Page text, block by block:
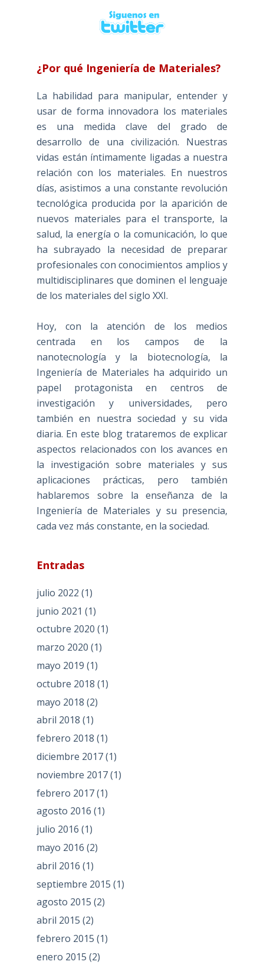
¿Por qué Ingeniería de Materiales?
La habilidad para manipular, entender y
usar de forma innovadora los materiales
es una medida clave del grado de
desarrollo de una civilización. Nuestras
vidas están íntimamente ligadas a nuestra
relación con los materiales. En nuestros
días, asistimos a una constante revolución
tecnológica producida por la aparición de
nuevos materiales para el transporte, la
salud, la energía o la comunicación, lo que
ha subrayado la necesidad de preparar
profesionales con conocimientos amplios y
multidisciplinares que dominen el lenguaje
de los materiales del siglo XXI.
Hoy, con la atención de los medios
centrada en los campos de la
nanotecnología y la biotecnología, la
Ingeniería de Materiales ha adquirido un
papel protagonista en centros de
investigación y universidades, pero
también en nuestra sociedad y su vida
diaria. En este blog trataremos de explicar
aspectos relacionados con los avances en
la investigación sobre materiales y sus
aplicaciones prácticas, pero también
hablaremos sobre la enseñanza de la
Ingeniería de Materiales y su presencia,
cada vez más constante, en la sociedad.
Entradas
julio 2022 (1)
junio 2021 (1)
octubre 2020 (1)
marzo 2020 (1)
mayo 2019 (1)
octubre 2018 (1)
mayo 2018 (2)
abril 2018 (1)
febrero 2018 (1)
diciembre 2017(1)
noviembre 2017(1)
febrero 2017(1)
agosto 2016 (1)
julio 2016 (1)
mayo 2016 (2)
abril 2016 (1)
septiembre 2015 (1)
agosto 2015 (2)
abril 2015 (2)
febrero 2015 (1)
enero 2015 (2)